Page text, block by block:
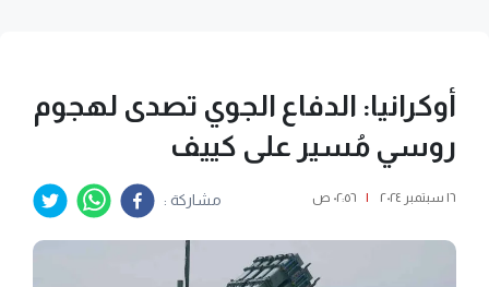
أوكرانيا: الدفاع الجوي تصدى لهجوم
روسي مُسير على كييف
١٦ سبتمبر ٢٠٢٤ | ٠٢:٥٦ ص مشاركة :